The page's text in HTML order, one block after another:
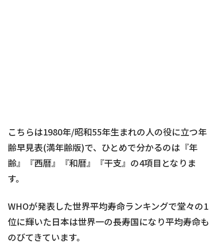
こちらは1980年/昭和55年生まれの人の役に立つ年
齢早見表(満年齢版)で、ひとめで分かるのは『年
齢』『西暦』『和暦』『干支』の4項目となりま
す。
WHOが発表した世界平均寿命ランキングで堂々の1
位に輝いた日本は世界一の長寿国になり平均寿命も
のびてきています。